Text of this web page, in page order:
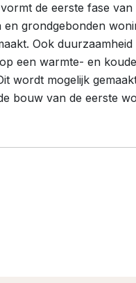
de eerste fase
grondgebonden
Ook
een warmte- en
wordt mogelijk
bouw van de eerste